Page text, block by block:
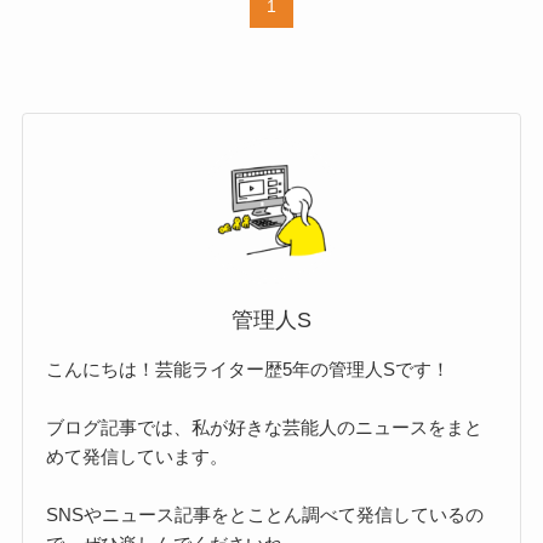
1
管理人S
こんにちは！芸能ライター歴5年の管理人Sです！
ブログ記事では、私が好きな芸能人のニュースをまと
めて発信しています。
SNSやニュース記事をとことん調べて発信しているの